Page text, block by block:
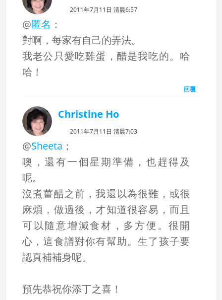
2011年7月11日 清晨6:57
@匿名 ：
對啊，每家有自己的弄法。
我老公只愛吃雞蛋，醋是我吃的。哈
哈！
回覆
Christine Ho
2011年7月11日 清晨7:03
@Sheeta ；
噢，還有一個星期準備，也趕得及
呢。
沒煮薑醋之前，我還以為很難，或很
麻煩，做過後，才知道很容易，而且
可以隨意增減食材，多方便。很開
心，這食譜對你有幫助。生了孩子要
認真補補身呢。
預先恭祝你添丁之喜！